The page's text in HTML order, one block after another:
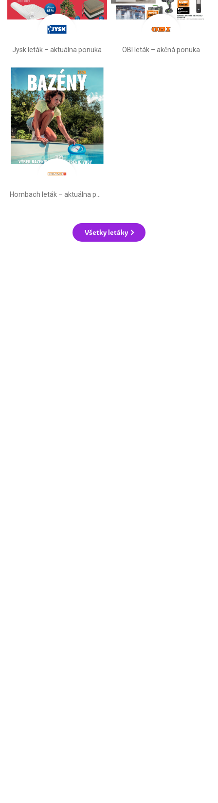
Jysk leták – aktuálna ponuka OBI leták –⁠ akčná ponuka
Všetky letáky